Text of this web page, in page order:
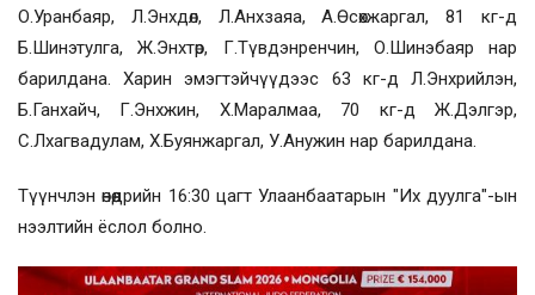
О.Уранбаяр, Л.Энхдөл, Л.Анхзаяа, А.Өсөхжаргал, 81 кг-д
Б.Шинэтулга, Ж.Энхтөр, Г.Түвдэнренчин, О.Шинэбаяр нар
барилдана. Харин эмэгтэйчүүдээс 63 кг-д Л.Энхрийлэн,
Б.Ганхайч, Г.Энхжин, Х.Маралмаа, 70 кг-д Ж.Дэлгэр,
С.Лхагвадулам, Х.Буянжаргал, У.Анужин нар барилдана.
Түүнчлэн өнөөдрийн 16:30 цагт Улаанбаатарын "Их дуулга"-ын
нээлтийн ёслол болно.